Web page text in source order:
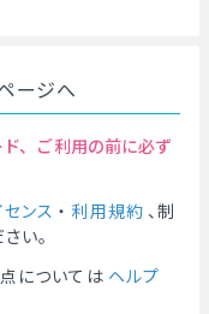
ージへ
、ご利用の前に必ず
センス ・ 利用規約 、制
い。
については ヘルプ